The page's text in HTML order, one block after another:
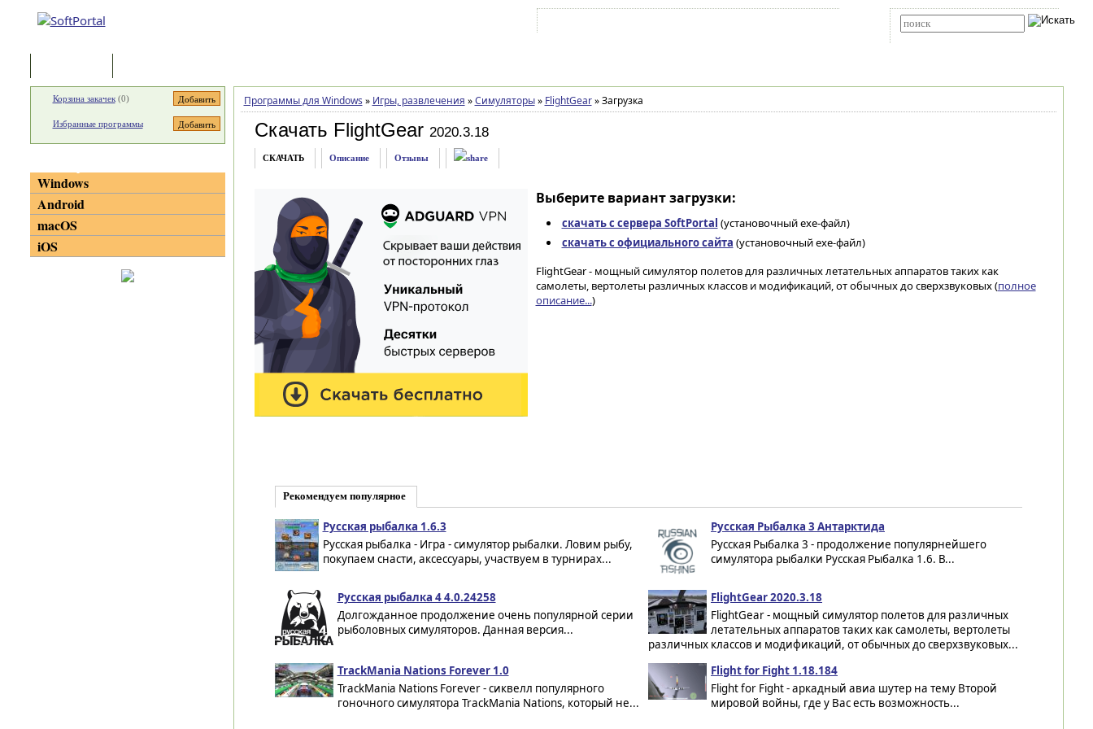
Программы для Windows » Игры, развлечения » Симуляторы » FlightGear »Загрузка
Скачать FlightGear 2020.3.18
СКАЧАТЬ Описание Отзывы
Выберите вариант загрузки:
скачать с сервера SoftPortal (установочный exe-файл)
скачать с официального сайта (установочный exe-файл)
FlightGear - мощный симулятор полетов для различных летательных аппаратов таких как
самолеты, вертолеты различных классов и модификаций, от обычных до сверхзвуковых (полное
описание...)
Рекомендуем популярное
Русская рыбалка 1.6.3
Русская рыбалка - Игра - симулятор рыбалки. Ловим рыбу,
покупаем снасти, аксессуары, участвуем в турнирах...
Русская Рыбалка 3 Антарктида
Русская Рыбалка 3 - продолжение популярнейшего
симулятора рыбалки Русская Рыбалка 1.6. В...
Русская рыбалка 4 4.0.24258
Долгожданное продолжение очень популярной серии
рыболовных симуляторов. Данная версия...
FlightGear 2020.3.18
FlightGear - мощный симулятор полетов для различных
летательных аппаратов таких как самолеты, вертолеты
различных классов и модификаций, от обычных до сверхзвуковых...
TrackMania Nations Forever 1.0
TrackMania Nations Forever - сиквелл популярного
гоночного симулятора TrackMania Nations, который не...
Flight for Fight 1.18.184
Flight for Fight - аркадный авиа шутер на тему Второй
мировой войны, где у Вас есть возможность...
Корзина закачек(0)
Избранные программы
Windows
Android
macOS
iOS